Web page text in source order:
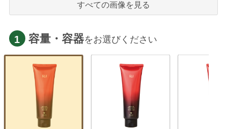
すべての画像を見る
1 容量・容器をお選びください